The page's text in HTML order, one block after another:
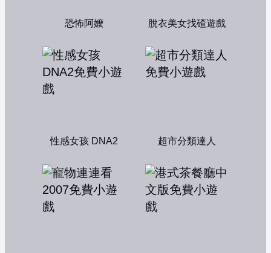
恐怖阿嬤 脫衣美女找碴遊戲
性感女孩 DNA2 超市分類達人